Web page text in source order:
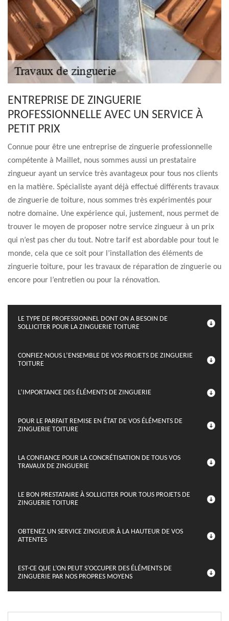
ENTREPRISE DE ZINGUERIE
PROFESSIONNELLE AVEC UN SERVICE À
PETIT PRIX
Connue pour être une entreprise de zinguerie professionnelle
compétente à Maillet, nous sommes aussi un prestataire
zingueur ayant un service très avantageux pour tous nos clients
en la matière. Spécialiste ayant déjà effectué différents travaux
de zinguerie de toiture, nous sommes très expérimentés pour
notre domaine. Une expérience qui, justement, nous permet de
trouver le moyen de proposer notre service zingueur à un prix
qui n’est pas cher du tout. Notre tarif est abordable pour tout le
monde, cela que ce soit pour l’installation des éléments de
zinguerie toiture, pour les travaux de réparation de zinguerie ou
encore pour l’entretien ou pour la rénovation.
LE TYPE DE PROFESSIONNEL DONT ON A BESOIN DE
SOLLICITER POUR LA ZINGUERIE TOITURE
CONFIEZ-NOUS L’ENSEMBLE DE VOS PROJETS DE ZINGUERIE
TOITURE
L’IMPORTANCE DES ÉLÉMENTS DE ZINGUERIE
POUR LE PARFAIT REMISE EN ÉTAT DE VOS ÉLÉMENTS DE
ZINGUERIE TOITURE
LA CONFIANCE POUR LA CONCRÉTISATION DE TOUS VOS
TRAVAUX DE ZINGUERIE
LE BON PRESTATAIRE À SOLLICITER POUR TOUS PROJETS DE
ZINGUERIE TOITURE
OBTENEZ UN SERVICE ZINGUEUR À LA HAUTEUR DE VOS
ATTENTES
EST-CE QUE L’ON PEUT S’OCCUPER DES ÉLÉMENTS DE
ZINGUERIE PAR NOS PROPRES MOYENS